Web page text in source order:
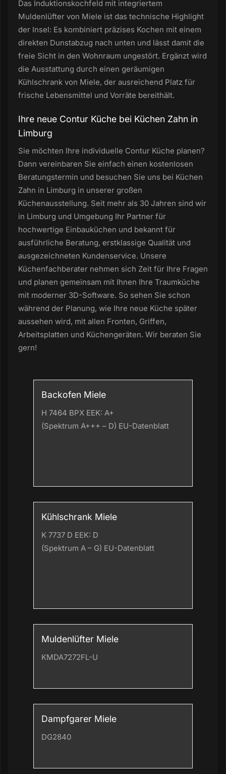
Das Induktionskochfeld mit integriertem
Muldenlüfter von Miele ist das technische Highlight
der Insel: Es kombiniert präzises Kochen mit einem
direkten Dunstabzug nach unten und lässt damit die
freie Sicht in den Wohnraum ungestört. Ergänzt wird
die Ausstattung durch einen geräumigen
Kühlschrank von Miele, der ausreichend Platz für
frische Lebensmittel und Vorräte bereithält.
Ihre neue Contur Küche bei Küchen Zahn in
Limburg
Sie möchten Ihre individuelle Contur Küche planen?
Dann vereinbaren Sie einfach einen kostenlosen
Beratungstermin und besuchen Sie uns bei Küchen
Zahn in Limburg in unserer großen
Küchenausstellung. Seit mehr als 30 Jahren sind wir
in Limburg und Umgebung Ihr Partner für
hochwertige Einbauküchen und bekannt für
ausführliche Beratung, erstklassige Qualität und
ausgezeichneten Kundenservice. Unsere
Küchenfachberater nehmen sich Zeit für Ihre Fragen
und planen gemeinsam mit Ihnen Ihre Traumküche
mit moderner 3D-Software. So sehen Sie schon
während der Planung, wie Ihre neue Küche später
aussehen wird, mit allen Fronten, Griffen,
Arbeitsplatten und Küchengeräten. Wir beraten Sie
gern!
Backofen Miele
H 7464 BPX EEK: A+
(Spektrum A+++ – D) EU-Datenblatt
Kühlschrank Miele
K 7737 D EEK: D
(Spektrum A – G) EU-Datenblatt
Muldenlüfter Miele
KMDA7272FL-U
Dampfgarer Miele
DG2840